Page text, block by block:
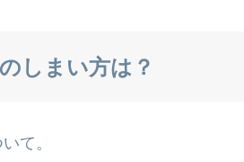
しまい方は？
て。